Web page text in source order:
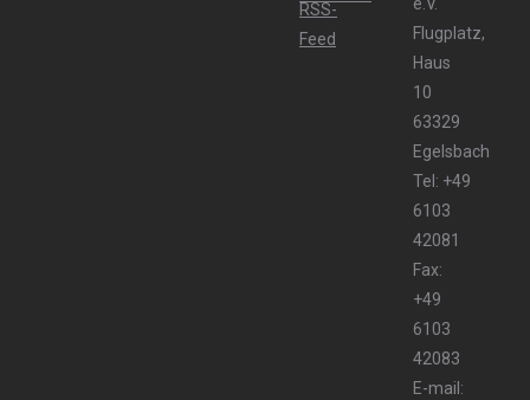
Flugplatz,
Haus
10
63329
Egelsbach
Tel: +49
6103
42081
Fax:
+49
6103
42083
E-mail: